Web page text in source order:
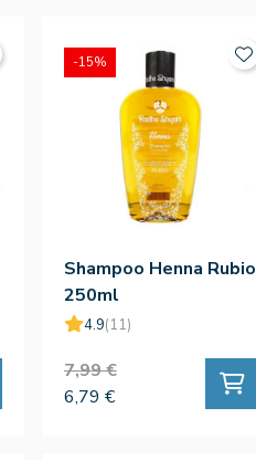
Shampoo Henna Rubio
250ml
4.9(11)
7,99 €
6,79 €
-15%